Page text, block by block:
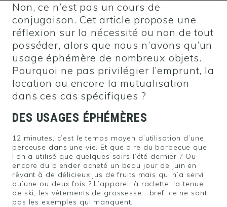
Non, ce n’est pas un cours de
conjugaison. Cet article propose une
réflexion sur la nécessité ou non de tout
posséder, alors que nous n’avons qu’un
usage éphémère de nombreux objets.
Pourquoi ne pas privilégier l’emprunt, la
location ou encore la mutualisation
dans ces cas spécifiques ?
DES USAGES ÉPHÉMÈRES
12 minutes, c’est le temps moyen d’utilisation d’une
perceuse dans une vie. Et que dire du barbecue que
l’on a utilisé que quelques soirs l’été dernier ? Ou
encore du blender acheté un beau jour de juin en
rêvant à de délicieux jus de fruits mais qui n’a servi
qu’une ou deux fois ? L’appareil à raclette, la tenue
de ski, les vêtements de grossesse… bref, ce ne sont
pas les exemples qui manquent.